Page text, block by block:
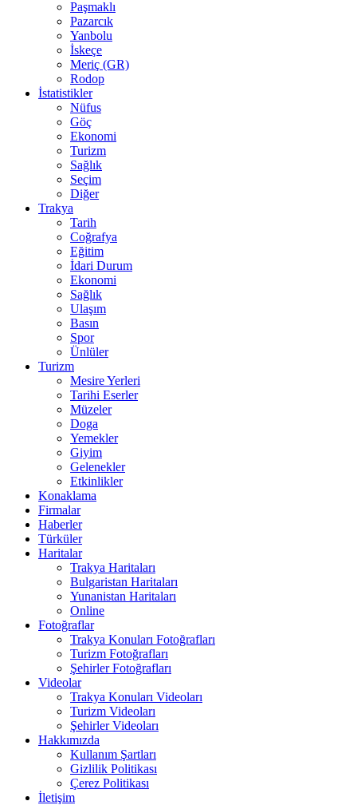
Paşmaklı
Pazarcık
Yanbolu
İskeçe
Meriç (GR)
Rodop
İstatistikler
Nüfus
Göç
Ekonomi
Turizm
Sağlık
Seçim
Diğer
Trakya
Tarih
Coğrafya
Eğitim
İdari Durum
Ekonomi
Sağlık
Ulaşım
Basın
Spor
Ünlüler
Turizm
Mesire Yerleri
Tarihi Eserler
Müzeler
Doga
Yemekler
Giyim
Gelenekler
Etkinlikler
Konaklama
Firmalar
Haberler
Türküler
Haritalar
Trakya Haritaları
Bulgaristan Haritaları
Yunanistan Haritaları
Online
Fotoğraflar
Trakya Konuları Fotoğrafları
Turizm Fotoğrafları
Şehirler Fotoğrafları
Videolar
Trakya Konuları Videoları
Turizm Videoları
Şehirler Videoları
Hakkımızda
Kullanım Şartları
Gizlilik Politikası
Çerez Politikası
İletişim